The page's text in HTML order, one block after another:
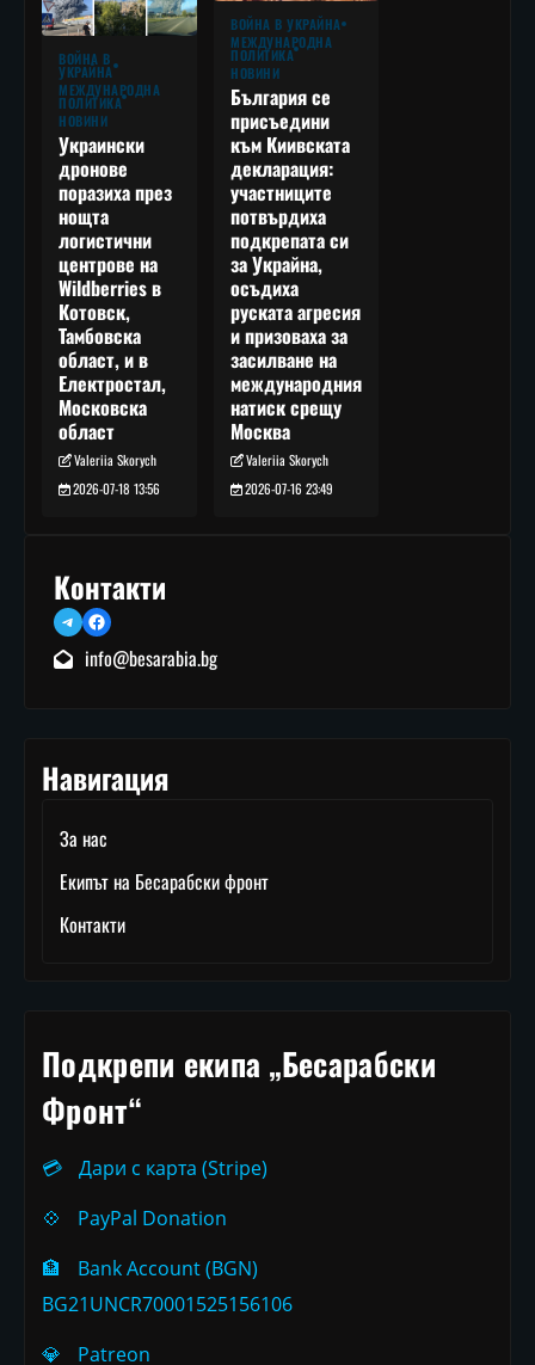
ВОЙНА В
УКРАЙНА
МЕЖДУНАРОДНА
ПОЛИТИКА
НОВИНИ
Украински
дронове
поразиха през
нощта
логистични
центрове на
Wildberries в
Котовск,
Тамбовска
област, и в
Електростал,
Московска
област
Valeriia Skorych
2026-07-18 13:56
ВОЙНА В УКРАЙНА
МЕЖДУНАРОДНА
ПОЛИТИКА
НОВИНИ
България се
присъедини
към Киивската
декларация:
участниците
потвърдиха
подкрепата си
за Украйна,
осъдиха
руската агресия
и призоваха за
засилване на
международния
натиск срещу
Москва
Valeriia Skorych
2026-07-16 23:49
Контакти
TelegramFacebook
info@besarabia.bg
Навигация
За нас
Екипът на Бесарабски фронт
Контакти
Подкрепи екипа „Бесарабски
Фронт“
💳
Дари с карта (Stripe)
💠
PayPal Donation
🏦
Bank Account (BGN)
BG21UNCR70001525156106
💎
Patreon